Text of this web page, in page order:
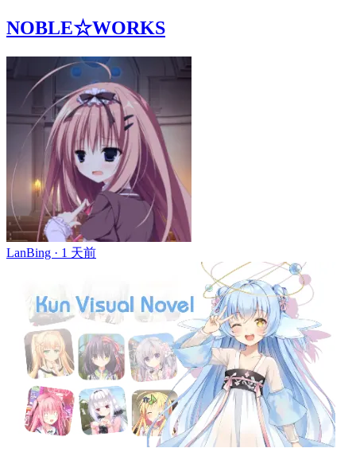
NOBLE☆WORKS
LanBing · 1 天前